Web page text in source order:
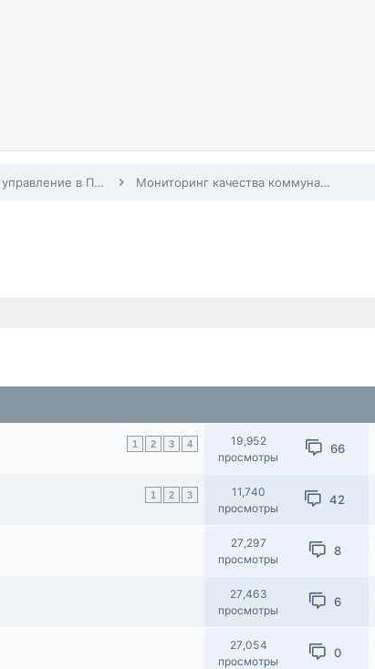
Эксплуатация и управление в Павшинской Поймой Мониторинг качества коммунальных услуг
1 2 3 4
19,952
просмотры
66
1 2 3
11,740
просмотры
42
27,297
просмотры
8
27,463
просмотры
6
27,054
просмотры
0